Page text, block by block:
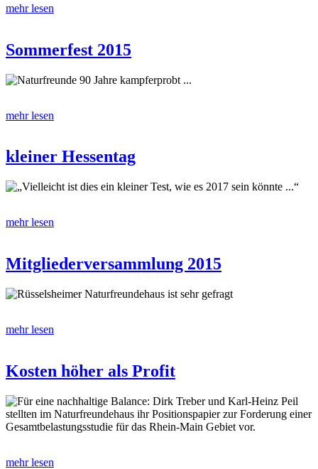
mehr lesen
Sommerfest 2015
Naturfreunde 90 Jahre kampferprobt ...
mehr lesen
kleiner Hessentag
„Vielleicht ist dies ein kleiner Test, wie es 2017 sein könnte ...“
mehr lesen
Mitgliederversammlung 2015
Rüsselsheimer Naturfreundehaus ist sehr gefragt
mehr lesen
Kosten höher als Profit
Für eine nachhaltige Balance: Dirk Treber und Karl-Heinz Peil
stellten im Naturfreundehaus ihr Positionspapier zur Forderung einer
Gesamtbelastungsstudie für das Rhein-Main Gebiet vor.
mehr lesen